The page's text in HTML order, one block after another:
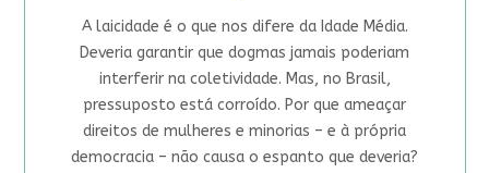
A laicidade é o que nos difere da Idade Média.
Deveria garantir que dogmas jamais poderiam
interferir na coletividade. Mas, no Brasil,
pressuposto está corroído. Por que ameaçar
direitos de mulheres e minorias – e à própria
democracia – não causa o espanto que deveria?